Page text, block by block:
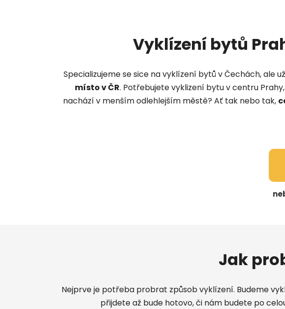
Vyklízení bytů
Specializujeme se sice na vyklízení bytů v Čechách, ale
místo v ČR. Potřebujete vyklizení bytu v centru
nachází v menším odlehlejším městě? Ať tak nebo tak,
Jak
Nejprve je potřeba probrat způsob vyklízení. Budeme
přijdete až bude hotovo, či nám budete po